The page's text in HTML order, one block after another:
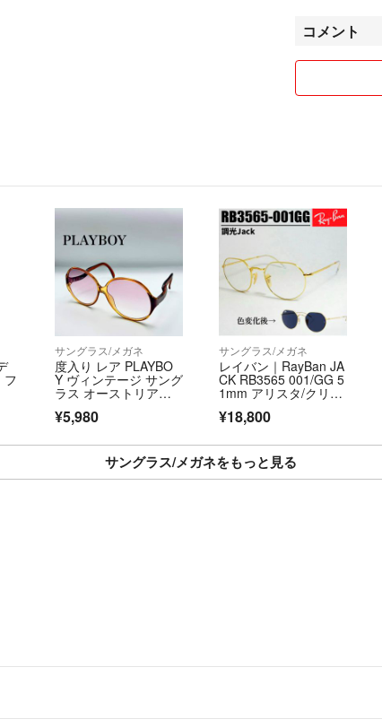
コメント
フ
サングラス/メガネ
度入り レア PLAYBO
Y ヴィンテージ サング
ラス オーストリア
¥5,980
サングラス/メガネ
レイバン｜RayBan JA
CK RB3565 001/GG 5
1mm アリスタ/クリア
ズ 未使用 国内正規品
¥18,800
サングラス/メガネをもっと見る